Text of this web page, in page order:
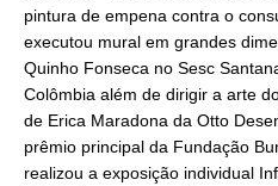
pintura de empena contra o
executou mural em grandes
Quinho Fonseca no Sesc
Colômbia além de dirigir a arte
de Erica Maradona da Otto
prêmio principal da Fundação
realizou a exposição individual